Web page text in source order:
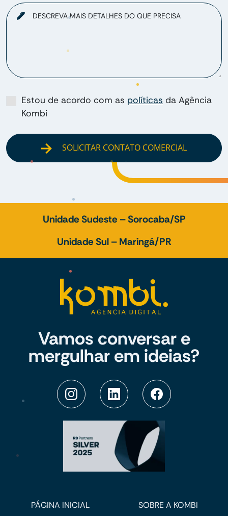
DESCREVA MAIS DETALHES DO QUE PRECISA
Estou de acordo com as políticas da Agência
Kombi
SOLICITAR CONTATO COMERCIAL
Unidade Sudeste – Sorocaba/SP
Unidade Sul – Maringá/PR
Vamos conversar e
mergulhar em ideias?
PÁGINA INICIAL SOBRE A KOMBI